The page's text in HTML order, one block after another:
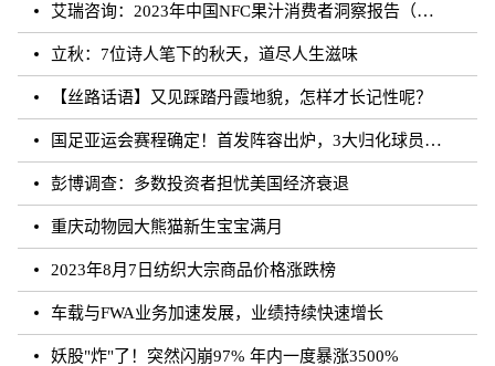
艾瑞咨询：2023年中国NFC果汁消费者洞察报告（附下载）
立秋：7位诗人笔下的秋天，道尽人生滋味
【丝路话语】又见踩踏丹霞地貌，怎样才长记性呢？
国足亚运会赛程确定！首发阵容出炉，3大归化球员领衔，CCTV直播
彭博调查：多数投资者担忧美国经济衰退
重庆动物园大熊猫新生宝宝满月
2023年8月7日纺织大宗商品价格涨跌榜
车载与FWA业务加速发展，业绩持续快速增长
妖股"炸"了！突然闪崩97% 年内一度暴涨3500%